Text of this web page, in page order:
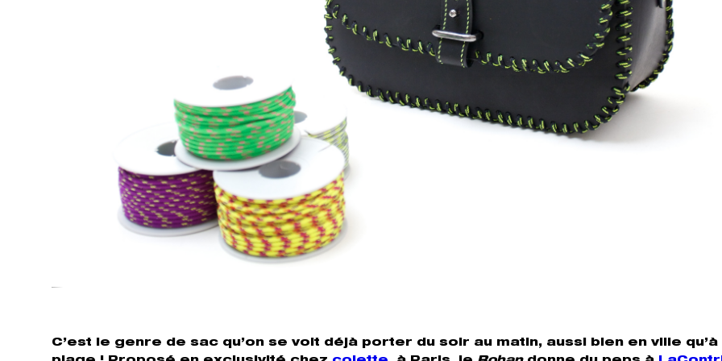
C’est le genre de sac qu’on se voit déjà porter du soir au matin, aussi bien en ville qu’à